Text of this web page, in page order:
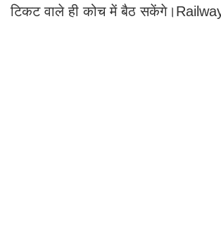
टिकट वाले ही कोच में बैठ